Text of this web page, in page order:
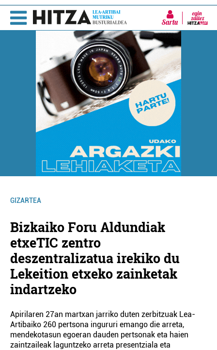
Sartu
GIZARTEA
Bizkaiko Foru Aldundiak
etxeTIC zentro
deszentralizatua irekiko du
Lekeition etxeko zainketak
indartzeko
Apirilaren 27an martxan jarriko duten zerbitzuak Lea-
Artibaiko 260 pertsona ingururi emango die arreta,
mendekotasun egoeran dauden pertsonak eta haien
zaintzaileak laguntzeko arreta presentziala eta